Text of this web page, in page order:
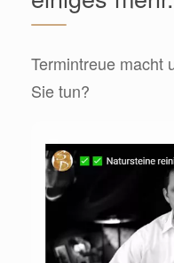
Termintreue macht
Sie tun?